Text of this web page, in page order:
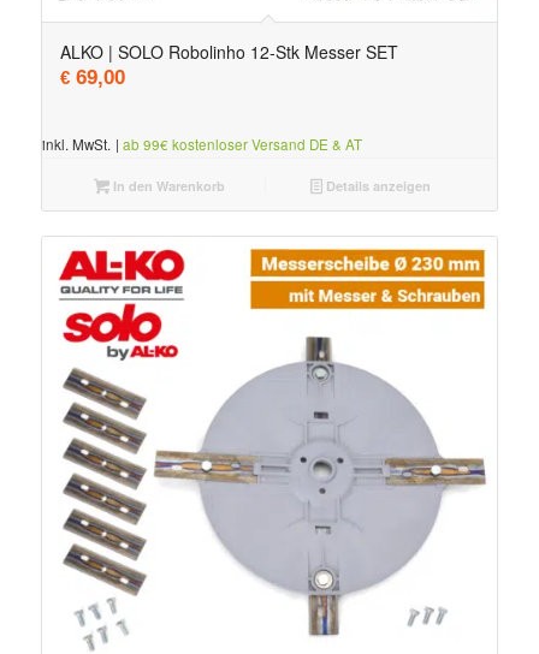
ALKO | SOLO Robolinho 12-Stk Messer SET
€69,00
inkl. MwSt. | ab 99€ kostenloser Versand DE & AT
In den Warenkorb Details anzeigen